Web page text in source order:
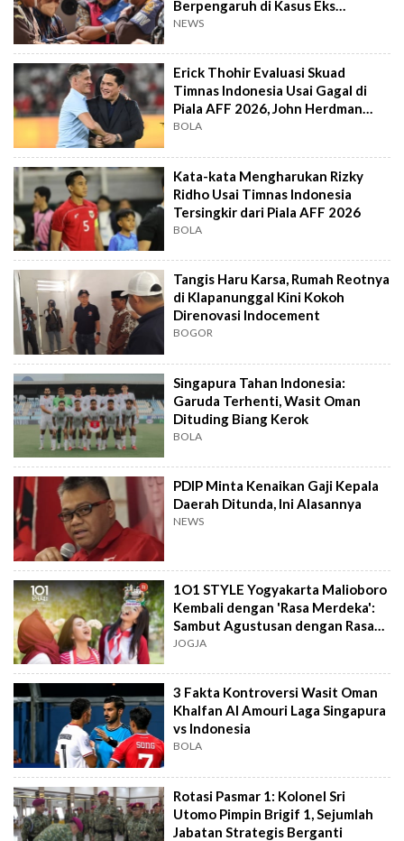
Berpengaruh di Kasus Eks
Jampidsus
NEWS
Erick Thohir Evaluasi Skuad
Timnas Indonesia Usai Gagal di
Piala AFF 2026, John Herdman
Out?
BOLA
Kata-kata Mengharukan Rizky
Ridho Usai Timnas Indonesia
Tersingkir dari Piala AFF 2026
BOLA
Tangis Haru Karsa, Rumah Reotnya
di Klapanunggal Kini Kokoh
Direnovasi Indocement
BOGOR
Singapura Tahan Indonesia:
Garuda Terhenti, Wasit Oman
Dituding Biang Kerok
BOLA
PDIP Minta Kenaikan Gaji Kepala
Daerah Ditunda, Ini Alasannya
NEWS
1O1 STYLE Yogyakarta Malioboro
Kembali dengan 'Rasa Merdeka':
Sambut Agustusan dengan Rasa
dan Tawa
JOGJA
3 Fakta Kontroversi Wasit Oman
Khalfan Al Amouri Laga Singapura
vs Indonesia
BOLA
Rotasi Pasmar 1: Kolonel Sri
Utomo Pimpin Brigif 1, Sejumlah
Jabatan Strategis Berganti